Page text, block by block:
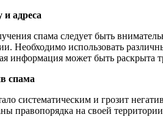
и адреса
спама следует быть
Необходимо использовать
информация может быть раскрыта
спама
систематическим и грозит
правопорядка на своей